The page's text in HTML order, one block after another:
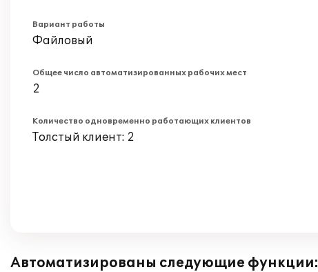
Вариант работы
Файловый
Общее число автоматизированных рабочих мест
2
Количество одновременно работающих клиентов
Толстый клиент: 2
Автоматизированы следующие функции: